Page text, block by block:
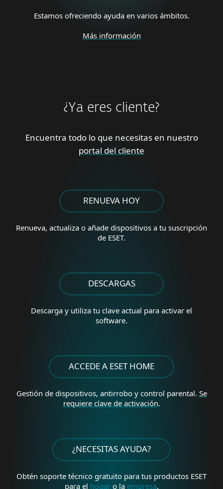
Estamos ofreciendo ayuda en varios ámbitos.
Más información
¿Ya eres cliente?
Encuentra todo lo que necesitas en nuestro
portal del cliente
RENUEVA HOY
Renueva, actualiza o añade dispositivos a tu suscripción
de ESET.
DESCARGAS
Descarga y utiliza tu clave actual para activar el
software.
ACCEDE A ESET HOME
Gestión de dispositivos, antirrobo y control parental. Se
requiere clave de activación.
¿NECESITAS AYUDA?
Obtén soporte técnico gratuito para tus productos ESET
para el hogaro la empresa.